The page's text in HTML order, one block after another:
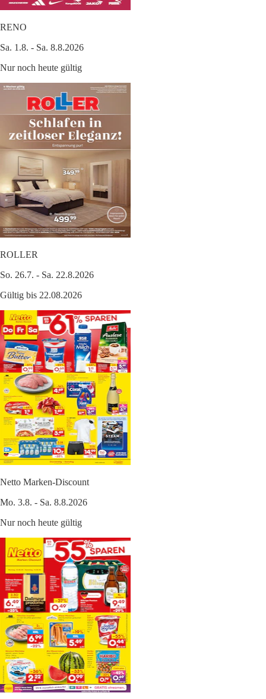
RENO
Sa. 1.8. - Sa. 8.8.2026
Nur noch heute gültig
ROLLER
So. 26.7. - Sa. 22.8.2026
Gültig bis 22.08.2026
Netto Marken-Discount
Mo. 3.8. - Sa. 8.8.2026
Nur noch heute gültig